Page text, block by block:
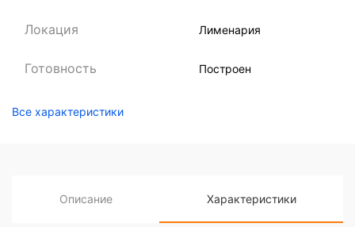
Локация Лименария
Готовность Построен
Все характеристики
Описание Характеристики